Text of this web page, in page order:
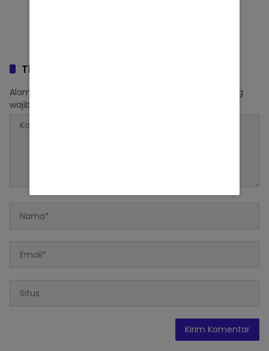
Tinggalkan Balasan
Alamat email Anda tidak akan dipublikasikan.
Ruas yang
wajib ditandai